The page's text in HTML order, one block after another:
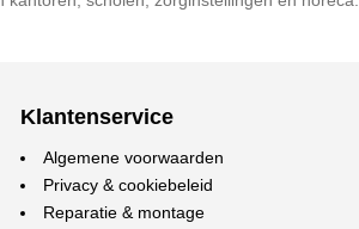
Klantenservice
Algemene voorwaarden
Privacy & cookiebeleid
Reparatie & montage